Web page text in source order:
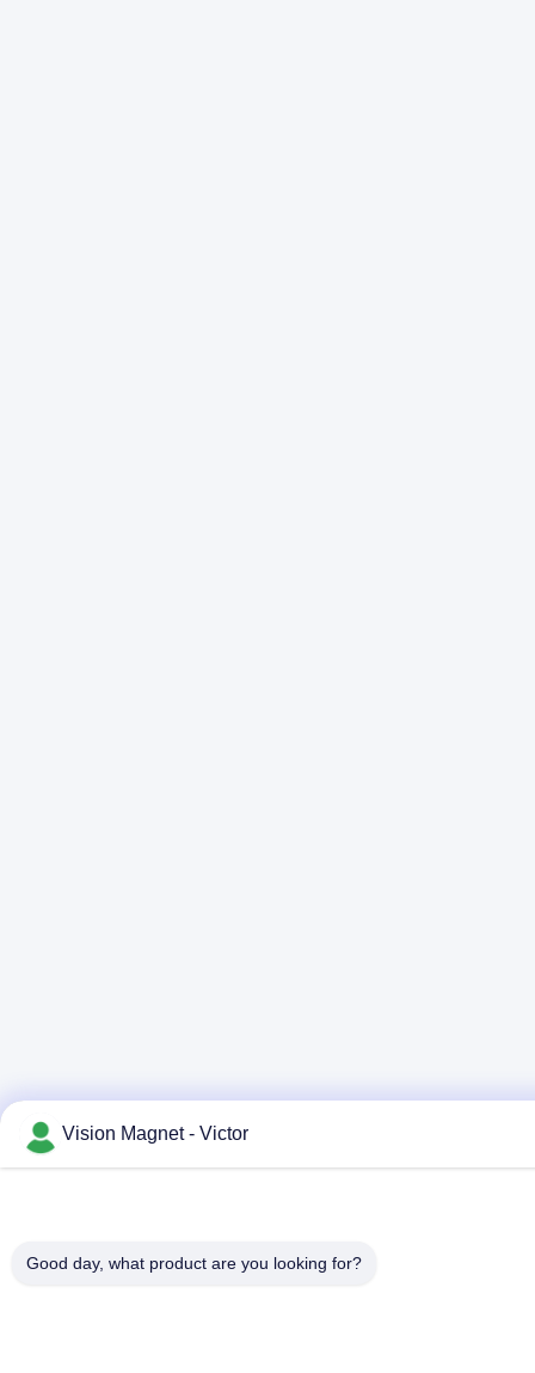
Vision Magnet - Victor
Good day, what product are you looking for?